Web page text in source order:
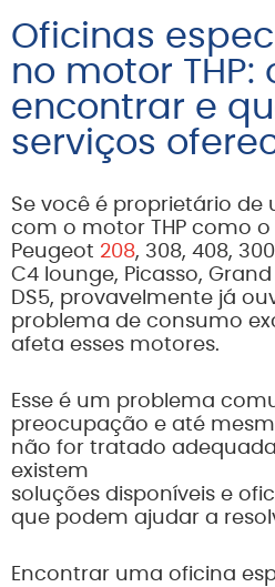
Oficinas
no motor THP:
encontrar e
serviços
Se você é proprietário de
com o motor THP como o
Peugeot 208, 308, 408,
C4 lounge, Picasso, Grand
DS5, provavelmente já
problema de consumo
afeta esses motores.
Esse é um problema
preocupação e até
não for tratado
existem
soluções disponíveis e
que podem ajudar a
Encontrar uma oficina